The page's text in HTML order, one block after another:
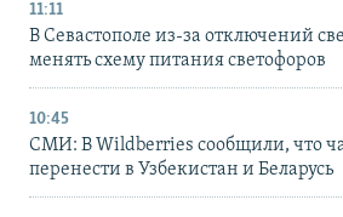
11:11
В Севастополе из-за отключений
менять схему питания светофоров
10:45
СМИ: В Wildberries сообщили, что
перенести в Узбекистан и Беларусь